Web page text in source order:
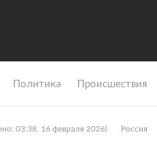
Политика Происшествия
03:38, 16 февраля 2026) Россия